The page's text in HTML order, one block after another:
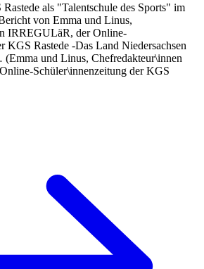
als "Talentschule des Sports" im
von Emma und Linus,
IRREGULäR, der Online-
KGS Rastede -Das Land Niedersachsen
und Linus, Chefredakteur\innen
Schüler\innenzeitung der KGS